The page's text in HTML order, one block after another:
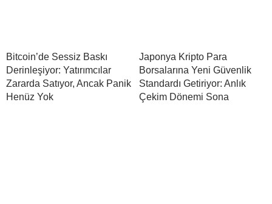
Bitcoin’de Sessiz Baskı
Derinleşiyor: Yatırımcılar
Zararda Satıyor, Ancak Panik
Henüz Yok
Japonya Kripto Para
Borsalarına Yeni Güvenlik
Standardı Getiriyor: Anlık
Çekim Dönemi Sona